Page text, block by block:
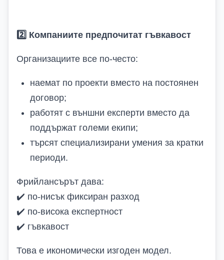
2️ Компаниите предпочитат гъвкавост
Организациите все по-често:
наемат по проекти вместо на постоянен
договор;
работят с външни експерти вместо да
поддържат големи екипи;
търсят специализирани умения за кратки
периоди.
Фрийлансърът дава:
✔️ по-нисък фиксиран разход
✔️ по-висока експертност
✔️ гъвкавост
Това е икономически изгоден модел.